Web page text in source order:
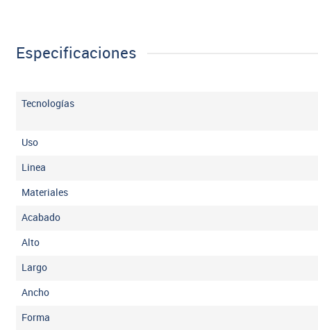
Especificaciones
Tecnologías
Uso
Linea
Materiales
Acabado
Alto
Largo
Ancho
Forma